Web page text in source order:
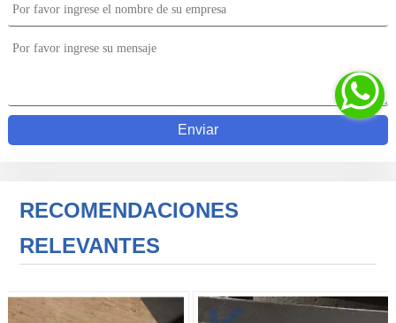
Enviar
RECOMENDACIONES
RELEVANTES
